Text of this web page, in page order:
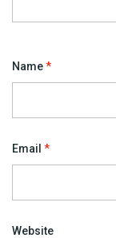
Name*
Email *
Website